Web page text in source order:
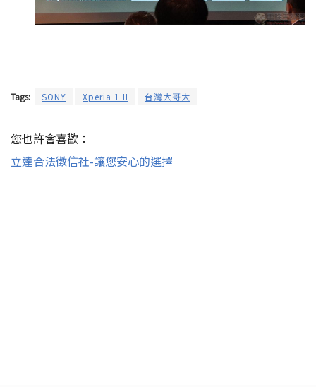
Tags: SONY Xperia 1 II 台灣大哥大
您也許會喜歡：
立達合法徵信社-讓您安心的選擇